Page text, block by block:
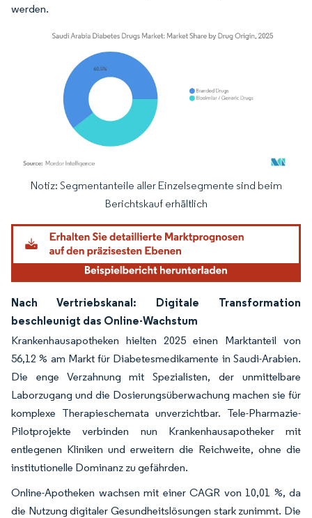
werden.
Bild © Mordor Intelligence. Wiederverwendung erfordert Namensnennung
Notiz: Segmentanteile aller Einzelsegmente sind beim
Berichtskauf erhältlich
Nach Vertriebskanal: Digitale Transformation
beschleunigt das Online-Wachstum
Krankenhausapotheken hielten 2025 einen Marktanteil von
56,12 % am Markt für Diabetesmedikamente in Saudi-Arabien.
Die enge Verzahnung mit Spezialisten, der unmittelbare
Laborzugang und die Dosierungsüberwachung machen sie für
komplexe Therapieschemata unverzichtbar. Tele-Pharmazie-
Pilotprojekte verbinden nun Krankenhausapotheker mit
entlegenen Kliniken und erweitern die Reichweite, ohne die
institutionelle Dominanz zu gefährden.
Online-Apotheken wachsen mit einer CAGR von 10,01 %, da
die Nutzung digitaler Gesundheitslösungen stark zunimmt. Die